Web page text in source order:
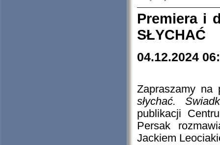
Premiera i
SŁYCHAĆ
04.12.2024
Zapraszamy
słychać.
publikacji
Persak
Jackiem